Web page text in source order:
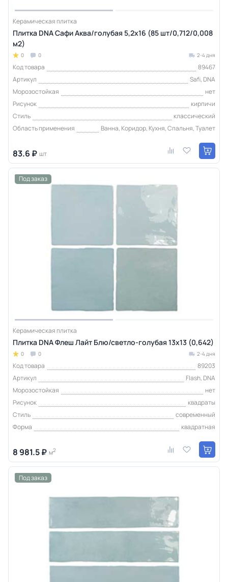
Керамическая плитка
Плитка DNA Сафи Аква/голубая 5,2х16 (85 шт/0,712/0,008
м2)
0 0 2-4 дня
Код товара
89467
Артикул
Safi, DNA
Морозостойкая
нет
Рисунок
кирпичи
Стиль
классический
Область применения
Ванна, Коридор, Кухня, Спальня, Туалет
83.6 ₽ шт
Под заказ
Керамическая плитка
Плитка DNA Флеш Лайт Блю/светло-голубая 13x13 (0,642)
0 0 2-4 дня
Код товара
89203
Артикул
Flash, DNA
Морозостойкая
нет
Рисунок
квадраты
Стиль
современный
Форма
квадратная
8 981.5 ₽ м2
Под заказ